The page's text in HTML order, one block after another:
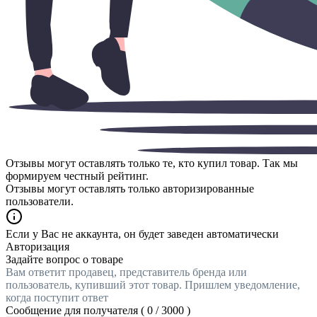
Отзывы могут оставлять только те, кто купил товар. Так мы
формируем честный рейтинг.
Отзывы могут оставлять только авторизированные
пользователи.
Если у Вас не аккаунта, он будет заведен автоматически
Авторизация
Задайте вопрос о товаре
Вам ответит продавец, представитель бренда или
пользователь, купивший этот товар. Пришлем уведомление,
когда поступит ответ
Сообщение для получателя ( 0 /3000 )